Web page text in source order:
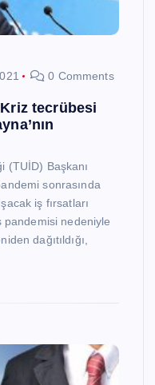
0 Comments
tecrübesi
(TUİD) Başkanı
sonrasında
iş fırsatları
pandemisi nedeniyle
dağıtıldığı,